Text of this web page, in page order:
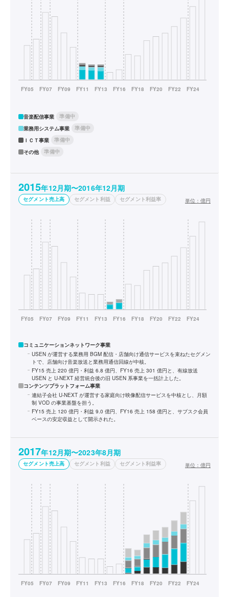
音楽配信事業
準備中
業務用システム事業
準備中
ＩＣＴ事業
準備中
その他
準備中
2015年12月期〜2016年12月期
セグメント売上高 セグメント利益 セグメント利益率 単位： 億円
コミュニケーションネットワーク事業
USEN が運営する業務用 BGM 配信・店舗向け通信サービスを束ねたセグメン
トで、店舗向け音楽放送と業務用通信回線が中核。
FY15 売上 220 億円・利益 6.8 億円、FY16 売上 301 億円と、有線放送
USEN と U-NEXT 経営統合後の旧 USEN 系事業を一括計上した。
コンテンツプラットフォーム事業
連結子会社 U-NEXT が運営する家庭向け映像配信サービスを中核とし、月額
制 VOD の事業基盤を担う。
FY15 売上 120 億円・利益 9.0 億円、FY16 売上 158 億円と、サブスク会員
ベースの安定収益として開示された。
2017年12月期〜2023年8月期
セグメント売上高 セグメント利益 セグメント利益率 単位： 億円